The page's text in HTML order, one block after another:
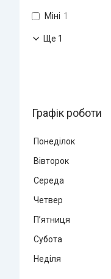
Міні 1
Ще 1
Графік роботи
Понеділок
Вівторок
Середа
Четвер
Пʼятниця
Субота
Неділя